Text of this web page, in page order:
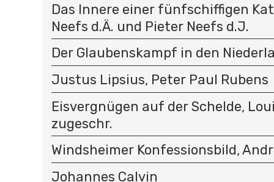
Das Innere einer fünfschiffigen
Neefs d.Ä. und Pieter Neefs d.J.
Der Glaubenskampf in den
Justus Lipsius, Peter Paul Rubens
Eisvergnügen auf der Schelde,
zugeschr.
Windsheimer Konfessionsbild,
Johannes Calvin